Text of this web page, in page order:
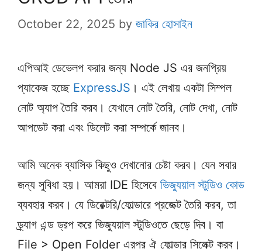
October 22, 2025 by জাকির হোসাইন
এপিআই ডেভেলপ করার জন্য Node JS এর জনপ্রিয়
প্যাকেজ হচ্ছে ExpressJS । এই লেখায় একটা সিম্পল
নোট অ্যাপ তৈরি করব। যেখানে নোট তৈরি, নোট দেখা, নোট
আপডেট করা এবং ডিলেট করা সম্পর্কে জানব।
আমি অনেক ব্যাসিক কিছুও দেখানোর চেষ্টা করব। যেন সবার
জন্য সুবিধা হয়। আমরা IDE হিসেবে ভিজ্যুয়াল স্টুডিও কোড
ব্যবহার করব। যে ডিরেক্টরি/ফোল্ডারে প্রজেক্ট তৈরি করব, তা
ড্র্যাগ এন্ড ড্রপ করে ভিজ্যুয়াল স্টুডিওতে ছেড়ে দিব। বা
File > Open Folder এরপর ঐ ফোল্ডার সিলেক্ট করব।